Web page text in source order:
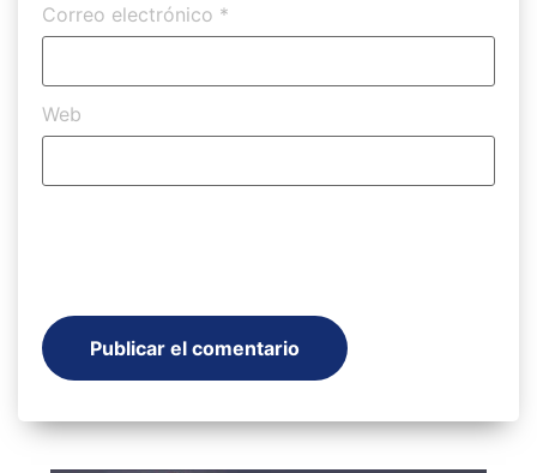
Correo electrónico *
Web